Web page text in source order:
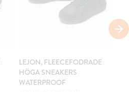
LEJON, FLEECEFODRADE
HÖGA SNEAKERS
WATERPROOF